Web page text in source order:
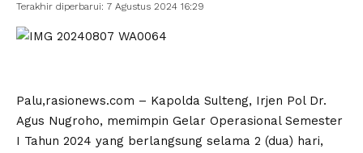
Terakhir diperbarui: 7 Agustus 2024 16:29
Palu,rasionews.com – Kapolda Sulteng, Irjen Pol Dr.
Agus Nugroho, memimpin Gelar Operasional Semester
I Tahun 2024 yang berlangsung selama 2 (dua) hari,